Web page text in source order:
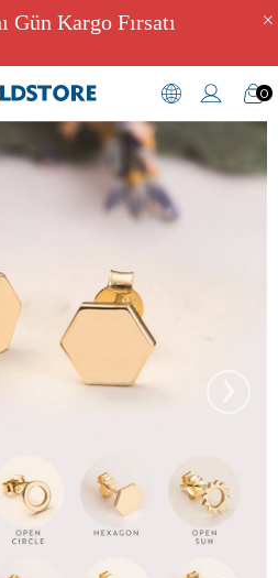
Gün Kargo Fırsatı
0